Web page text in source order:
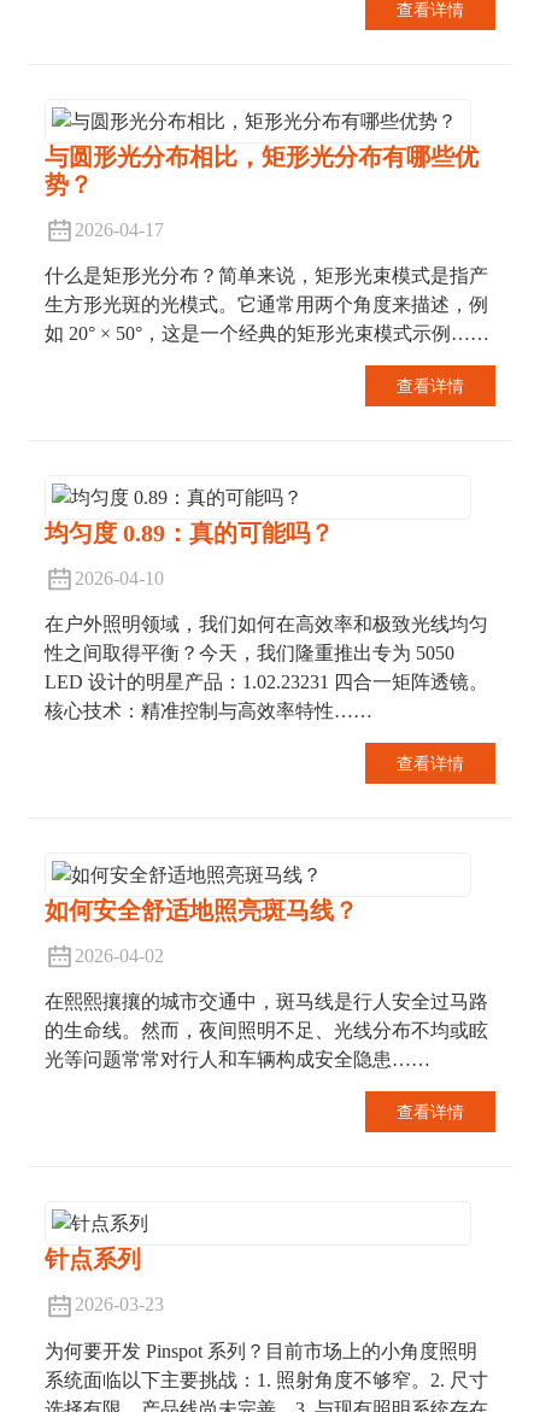
查看详情
与圆形光分布相比，矩形光分布有哪些优
势？
2026-04-17
什么是矩形光分布？简单来说，矩形光束模式是指产
生方形光斑的光模式。它通常用两个角度来描述，例
如 20° × 50°，这是一个经典的矩形光束模式示例……
查看详情
均匀度 0.89：真的可能吗？
2026-04-10
在户外照明领域，我们如何在高效率和极致光线均匀
性之间取得平衡？今天，我们隆重推出专为 5050
LED 设计的明星产品：1.02.23231 四合一矩阵透镜。
核心技术：精准控制与高效率特性……
查看详情
如何安全舒适地照亮斑马线？
2026-04-02
在熙熙攘攘的城市交通中，斑马线是行人安全过马路
的生命线。然而，夜间照明不足、光线分布不均或眩
光等问题常常对行人和车辆构成安全隐患……
查看详情
针点系列
2026-03-23
为何要开发 Pinspot 系列？目前市场上的小角度照明
系统面临以下主要挑战：1. 照射角度不够窄。2. 尺寸